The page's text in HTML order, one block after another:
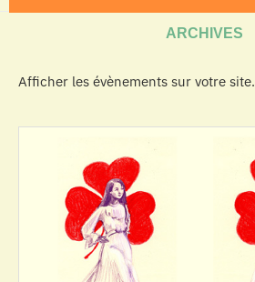
ARCHIVES
Afficher les évènements sur votre site.